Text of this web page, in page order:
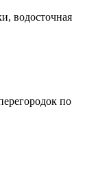
водосточная
по